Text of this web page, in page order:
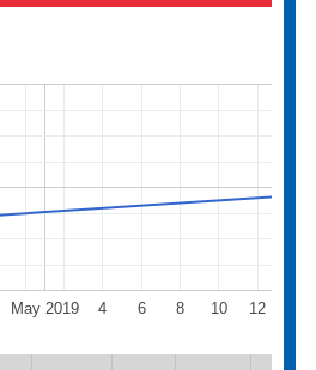
May 2019 4 6 8 10 12